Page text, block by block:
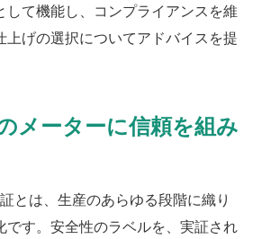
して機能し、コンプライアンスを維
上げの選択についてアドバイスを提
メーターに信頼を組み
とは、生産のあらゆる段階に織り
です。安全性のラベルを、実証され